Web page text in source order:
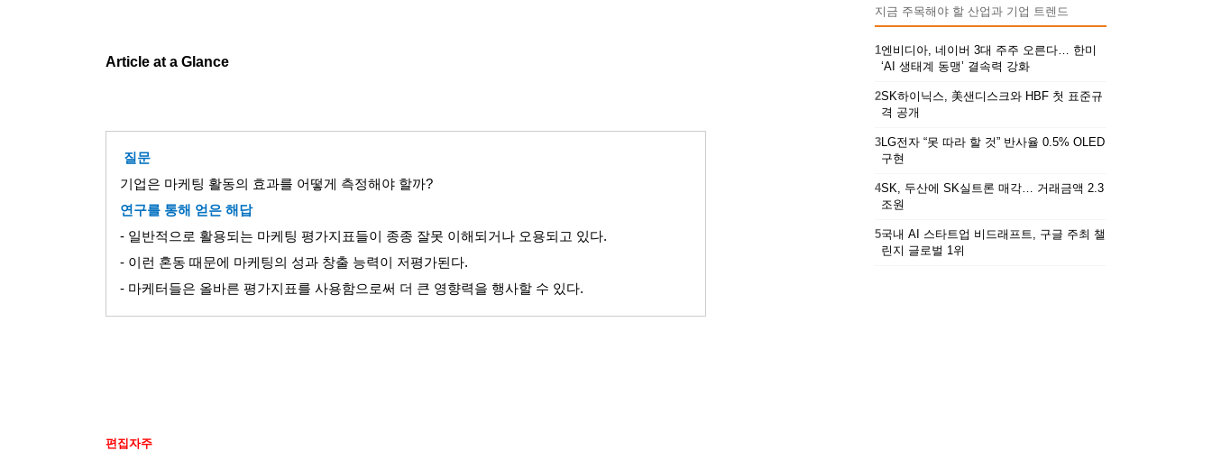
Article at a Glance
질문
기업은 마케팅 활동의 효과를 어떻게 측정해야 할까?
연구를 통해 얻은 해답
- 일반적으로 활용되는 마케팅 평가지표들이 종종 잘못 이해되거나 오용되고 있다.
- 이런 혼동 때문에 마케팅의 성과 창출 능력이 저평가된다.
- 마케터들은 올바른 평가지표를 사용함으로써 더 큰 영향력을 행사할 수 있다.
편집자주
지금 주목해야 할 산업과 기업 트렌드
1엔비디아, 네이버 3대 주주 오른다… 한미
‘AI 생태계 동맹’ 결속력 강화
2SK하이닉스, 美샌디스크와 HBF 첫 표준규
격 공개
3LG전자 “못 따라 할 것” 반사율 0.5% OLED
구현
4SK, 두산에 SK실트론 매각… 거래금액 2.3
조원
5국내 AI 스타트업 비드래프트, 구글 주최 챌
린지 글로벌 1위